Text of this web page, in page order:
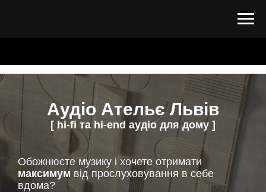
Aудіо Ательє Львів
[ hi-fi та hi-end аудіо для дому ]
Обожнюєте музику і хочете отримати
максимум від прослуховування в себе
вдома?